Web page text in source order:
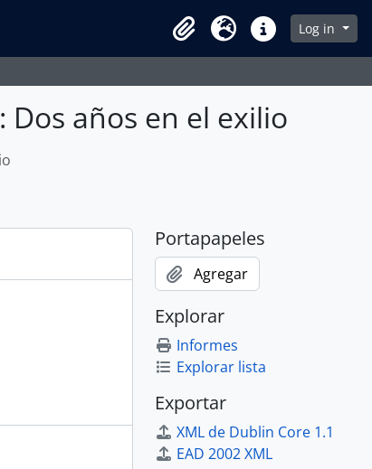
Clipboard
Idioma Enlaces rápidos
Log in
años en el exilio
Portapapeles
Agregar
Explorar
Informes
Explorar lista
Exportar
XML de Dublin Core 1.1
EAD 2002 XML